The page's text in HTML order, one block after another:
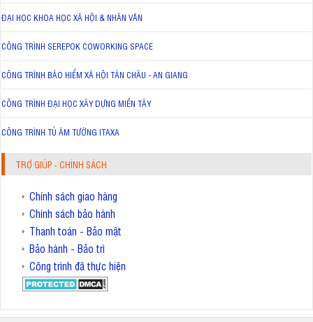
ĐẠI HỌC KHOA HỌC XÃ HỘI & NHÂN VĂN
CÔNG TRÌNH SEREPOK COWORKING SPACE
CÔNG TRÌNH BẢO HIỂM XÃ HỘI TÂN CHÂU - AN GIANG
CÔNG TRÌNH ĐẠI HỌC XÂY DỰNG MIỀN TÂY
CÔNG TRÌNH TỦ ÂM TƯỜNG ITAXA
TRỢ GIÚP - CHÍNH SÁCH
Chính sách giao hàng
Chính sách bảo hành
Thanh toán - Bảo mật
Bảo hành - Bảo trì
Công trình đã thực hiện